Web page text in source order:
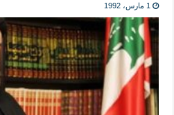
1 مارس، 1992